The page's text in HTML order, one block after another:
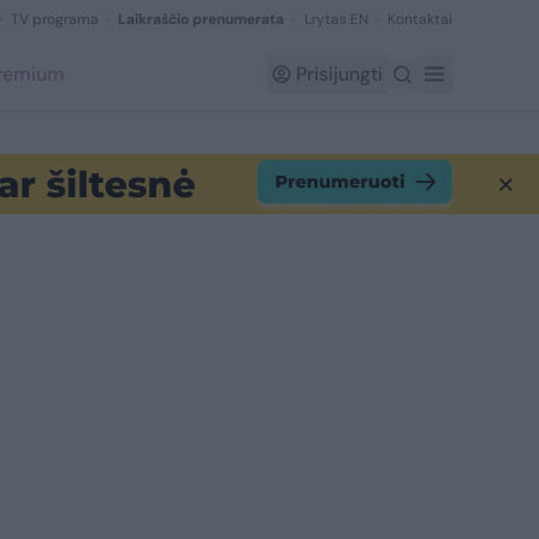
TV programa Laikraščio prenumerata Lrytas EN Kontaktai
Prisijungti